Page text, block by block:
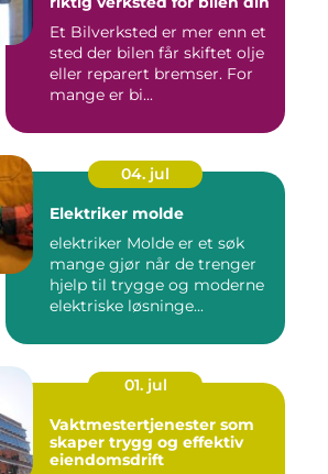
Et Bilverksted er mer enn et
sted der bilen får skiftet olje
eller reparert bremser. For
mange er bi...
04. jul
Elektriker molde
elektriker Molde er et søk
mange gjør når de trenger
hjelp til trygge og moderne
elektriske løsninge...
01. jul
Vaktmestertjenester som
skaper trygg og effektiv
eiendomsdrift